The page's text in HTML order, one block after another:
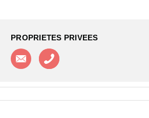
PROPRIETES PRIVEES
Contacter l'agence